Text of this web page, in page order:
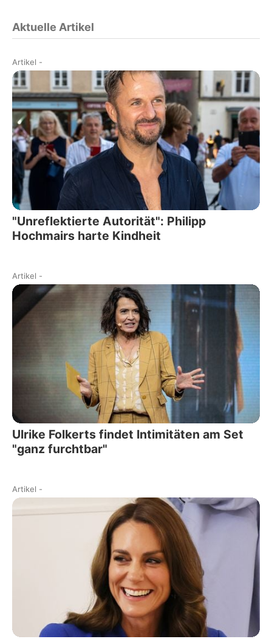
Aktuelle Artikel
Artikel -
"Unreflektierte Autorität": Philipp
Hochmairs harte Kindheit
Artikel -
Ulrike Folkerts findet Intimitäten am Set
"ganz furchtbar"
Artikel -